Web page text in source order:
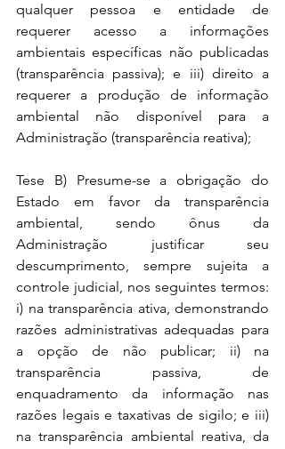
qualquer pessoa e entidade de
requerer acesso a informações
ambientais específicas não publicadas
(transparência passiva); e iii) direito a
requerer a produção de informação
ambiental não disponível para a
Administração (transparência reativa);
Tese B) Presume-se a obrigação do
Estado em favor da transparência
ambiental, sendo ônus da
Administração justificar seu
descumprimento, sempre sujeita a
controle judicial, nos seguintes termos:
i) na transparência ativa, demonstrando
razões administrativas adequadas para
a opção de não publicar; ii) na
transparência passiva, de
enquadramento da informação nas
razões legais e taxativas de sigilo; e iii)
na transparência ambiental reativa, da